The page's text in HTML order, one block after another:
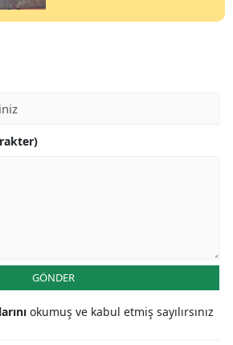
GÖNDER
okumuş ve kabul etmiş sayılırsınız